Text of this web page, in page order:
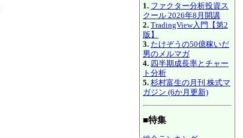
1. ファクター分析投資ス
クール 2026年8月開講
2. TradingView入門【第2
版】
3. たけぞうの50億稼いだ
男のメルマガ
4. 四半期成長率とチャー
ト分析
5. 杉村富生の月刊 株式マ
ガジン (6か月更新)
■特集